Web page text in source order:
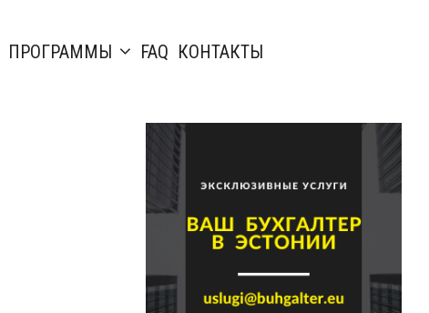
ПРОГРАММЫ FAQ КОНТАКТЫ